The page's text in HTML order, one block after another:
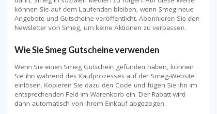
können Sie auf dem Laufenden bleiben, wenn Smeg neue
Angebote und Gutscheine veröffentlicht. Abonnieren Sie den
Newsletter von Smeg, um keine Aktionen zu verpassen.
Wie Sie Smeg Gutscheine verwenden
Wenn Sie einen Smeg Gutschein gefunden haben, können
Sie ihn während des Kaufprozesses auf der Smeg-Website
einlösen. Kopieren Sie dazu den Code und fügen Sie ihn im
entsprechenden Feld im Warenkorb ein. Der Rabatt wird
dann automatisch von Ihrem Einkauf abgezogen.